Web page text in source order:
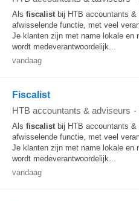
Als fiscalistbij HTB accountants &
afwisselende functie, met veel
Je klanten zijn met name lokale en
wordt medeverantwoordelijk...
vandaag
Fiscalist
HTB accountants & adviseurs -
Als fiscalistbij HTB accountants &
afwisselende functie, met veel
Je klanten zijn met name lokale en
wordt medeverantwoordelijk...
vandaag